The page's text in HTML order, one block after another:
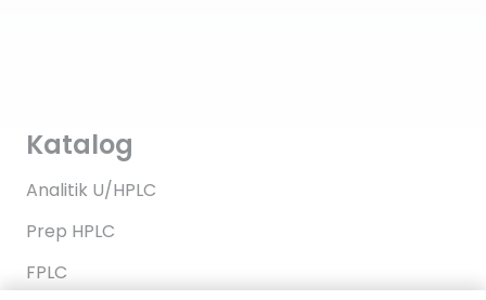
Katalog
Analitik U/HPLC
Prep HPLC
FPLC